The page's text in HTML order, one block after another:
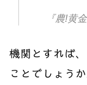
『農!黄
機関とすれば
ことでしょうか